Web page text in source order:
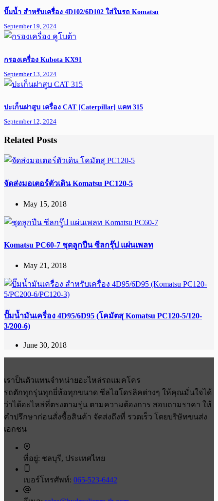
ปั๊มน้ำ สำหรับเครื่อง 4D102/6D102 ใส่ในรถ Komatsu
September 19, 2024
กรองเครื่อง Kubota KX91
September 13, 2024
ปะเก็นฝาสูบ เครื่อง CAT [Caterpillar] แคท 315
September 12, 2024
Related Posts
จัดส่งมอเตอร์ตัวเดิน Komatsu PC120-5
May 15, 2018
Komatsu PC60-7 ชุดลูกปืน ซีลกรุ๊ป แผ่นเพลท
May 21, 2018
ปั๊มน้ำมันเครื่อง 4D95/6D95 (โคมัตสุ Komatsu PC120-5/120-
3/200-6)
June 30, 2018
เราป็นตัวแทนจำหน่ายอะไหล่รถแมคโคร
รถตักทุกรุ่นทุกยี่ห้อทุกขนาด ซีลไฮโดรลิคต่างๆ ให้คุณมั่นใจได้
ว่าได้อะไหล่ที่ตรงตามรุ่น ตามความต้องการ สอบถามราคา ให้
คำปรึกษาก่อนสั่งซื้อสินค้า จัดส่งถึงที่ รวดเร็ว โดยบริษัทขนส่ง
เอกชน
ที่อยู่: ชลบุรี, ประเทศไทย
เบอร์โทรศัพท์: 065-523-6442